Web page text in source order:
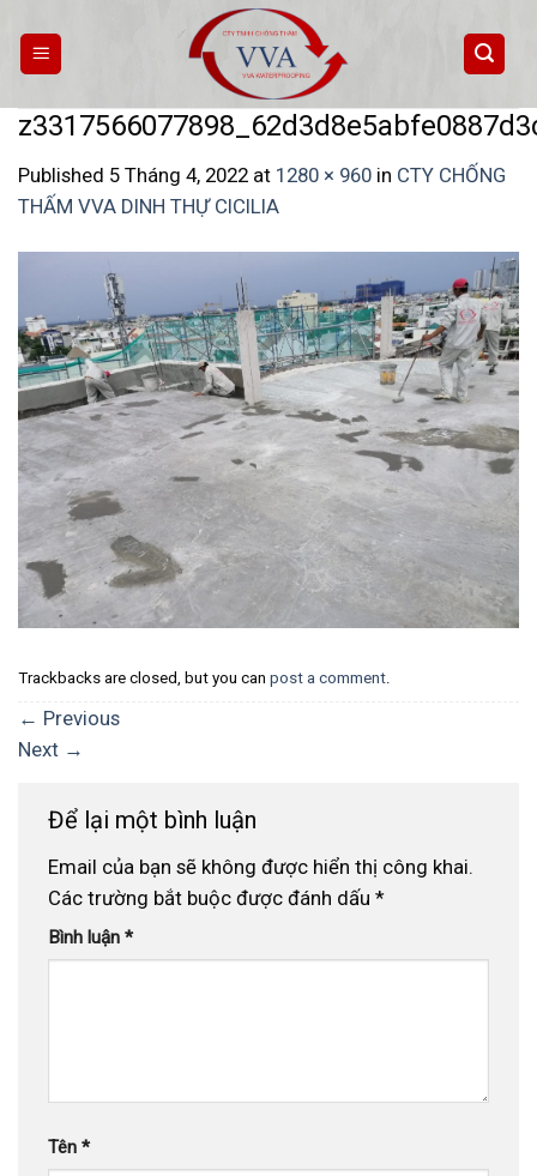
content
Published 5 Tháng 4, 2022 at 1280 × 960 in CTY CHỐNG
THẤM VVA DINH THỰ CICILIA
Trackbacks are closed, but you can post a comment.
← Previous
Next →
Để lại một bình luận
Email của bạn sẽ không được hiển thị công khai.
Các trường bắt buộc được đánh dấu *
Bình luận *
Tên *